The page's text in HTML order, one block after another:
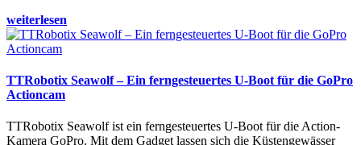
weiterlesen
TTRobotix Seawolf – Ein ferngesteuertes U-Boot für die GoPro
Actioncam
TTRobotix Seawolf ist ein ferngesteuertes U-Boot für die Action-
Kamera GoPro. Mit dem Gadget lassen sich die Küstengewässer